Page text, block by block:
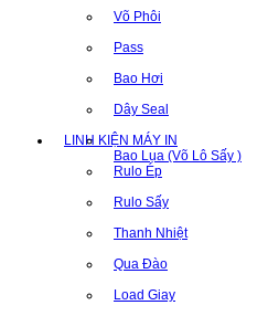
Võ Phôi
Pass
Bao Hơi
Dây Seal
LINH KIỆN MÁY IN
Bao Lụa (Võ Lô Sấy )
Rulo Ép
Rulo Sấy
Thanh Nhiệt
Qua Đào
Load Giay